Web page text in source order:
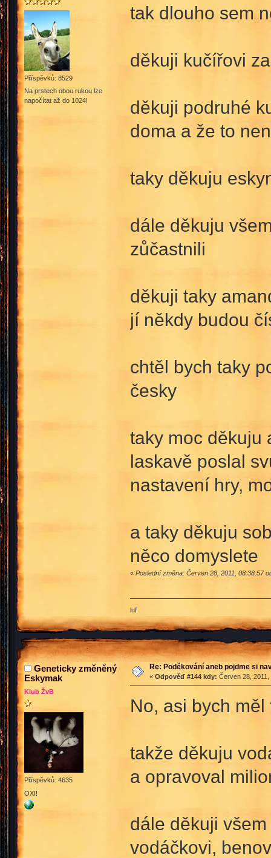
Příspěvků: 8529
Na prstech obou rukou lze
napočítat až do 1024!
tak dlouho sem
děkuji kučířovi
děkuji podruhé
doma a že to
taky děkuju
dále děkuju
zůčastnili
děkuji taky
jí někdy budou
chtěl bych taky
česky
taky moc děkuju
laskavě poslal
nastavení hry,
a taky děkuju
něco domyslete
« Poslední změna: Červen 28, 2011, 08:38:57
luf
Geneticky změněný
Eskymak
Klub ŽvB
Příspěvků: 4635
OXI!
Re: Poděkování aneb pojdme si
« Odpověď #144 kdy: Červen 28,
No, asi bych
takže děkuju
a opravoval
dále děkuji
vodáčkovi,